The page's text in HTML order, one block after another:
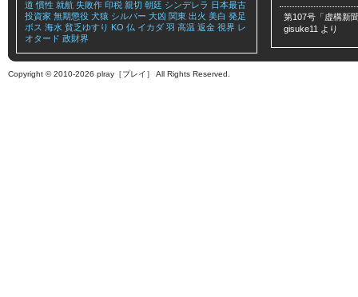
道 慣性 就航 失敗作 印税 親切 朝廷 シンデレラ 日本最古
投資家 無期懲役 犬猿 シルバー 大凶 関東 出火 美白 発足
ボス 海水 貧乏ゆすり KO 仏 イカダ 羽 高温 返金 視界 レ
オタード 政財界
第107号「虚構新
gisuke11 より
Copyright © 2010-2026 plray［プレイ］ All Rights Reserved.